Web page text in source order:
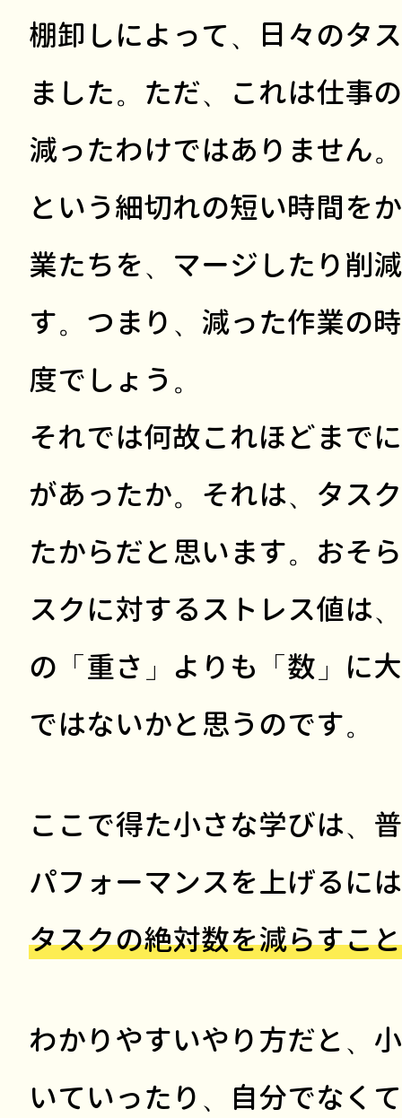
棚卸しによって、日々のタ
ました。ただ、これは仕事
減ったわけではありません
という細切れの短い時間を
業たちを、マージしたり削
す。つまり、減った作業の
度でしょう。
それでは何故これほどまで
があったか。それは、タス
たからだと思います。おそ
スクに対するストレス値は
の「重さ」よりも「数」に
ではないかと思うのです。
ここで得た小さな学びは、
パフォーマンスを上げるに
タスクの絶対数を減らすこと
わかりやすいやり方だと、
いていったり、自分でなく